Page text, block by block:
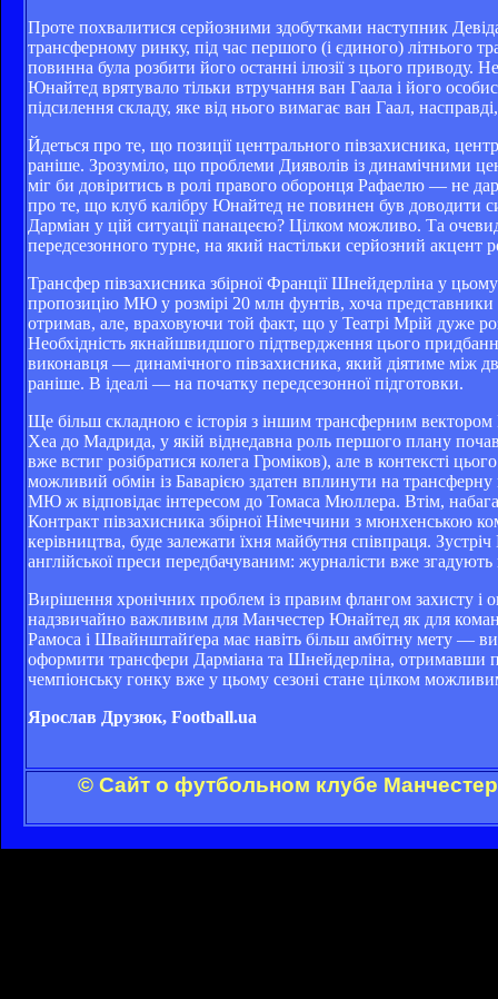
Проте похвалитися серйозними здобутками наступник
трансферному ринку, під час першого (і єдиного) літнього
повинна була розбити його останні ілюзії з цього
Юнайтед врятувало тільки втручання ван Гаала і його
підсилення складу, яке від нього вимагає ван Гаал,
Йдеться про те, що позиції центрального півзахисника,
раніше. Зрозуміло, що проблеми Дияволів із динамічними
міг би довіритись в ролі правого оборонця Рафаелю — не
про те, що клуб калібру Юнайтед не повинен був доводити
Дарміан у цій ситуації панацеєю? Цілком можливо. Та
передсезонного турне, на який настільки серйозний акцент
Трансфер півзахисника збірної Франції Шнейдерліна у
пропозицію МЮ у розмірі 20 млн фунтів, хоча
отримав, але, враховуючи той факт, що у Театрі Мрій дуже
Необхідність якнайшвидшого підтвердження цього
виконавця — динамічного півзахисника, який діятиме між
раніше. В ідеалі — на початку передсезонної підготовки.
Ще більш складною є історія з іншим трансферним
Хеа до Мадрида, у якій віднедавна роль першого плану
вже встиг розібратися колега Громіков), але в контексті
можливий обмін із Баварією здатен вплинути на
МЮ ж відповідає інтересом до Томаса Мюллера. Втім,
Контракт півзахисника збірної Німеччини з мюнхенською
керівництва, буде залежати їхня майбутня співпраця.
англійської преси передбачуваним: журналісти вже
Вирішення хронічних проблем із правим флангом захисту
надзвичайно важливим для Манчестер Юнайтед як для
Рамоса і Швайнштайґера має навіть більш амбітну мету —
оформити трансфери Дарміана та Шнейдерліна, отримавши
чемпіонську гонку вже у цьому сезоні стане цілком
Ярослав Друзюк, Football.ua
© Сайт о футбольном клубе